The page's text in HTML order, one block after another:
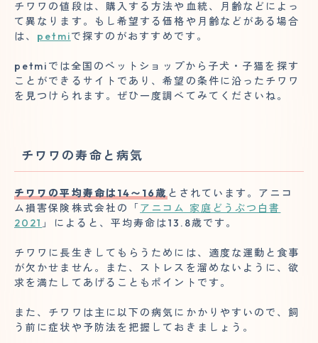
チワワの値段は、購入する方法や血統、月齢などによっ
て異なります。もし希望する価格や月齢などがある場合
は、 petmiで探すのがおすすめです。
petmiでは全国のペットショップから子犬・子猫を探す
ことができるサイトであり、希望の条件に沿ったチワワ
を見つけられます。ぜひ一度調べてみてくださいね。
チワワの寿命と病気
チワワの平均寿命は14〜16歳 とされています。アニコ
ム損害保険株式会社の「アニコム 家庭どうぶつ白書
2021 」によると、平均寿命は13.8歳です。
チワワに長生きしてもらうためには、適度な運動と食事
が欠かせません。また、ストレスを溜めないように、欲
求を満たしてあげることもポイントです。
また、チワワは主に以下の病気にかかりやすいので、飼
う前に症状や予防法を把握しておきましょう。